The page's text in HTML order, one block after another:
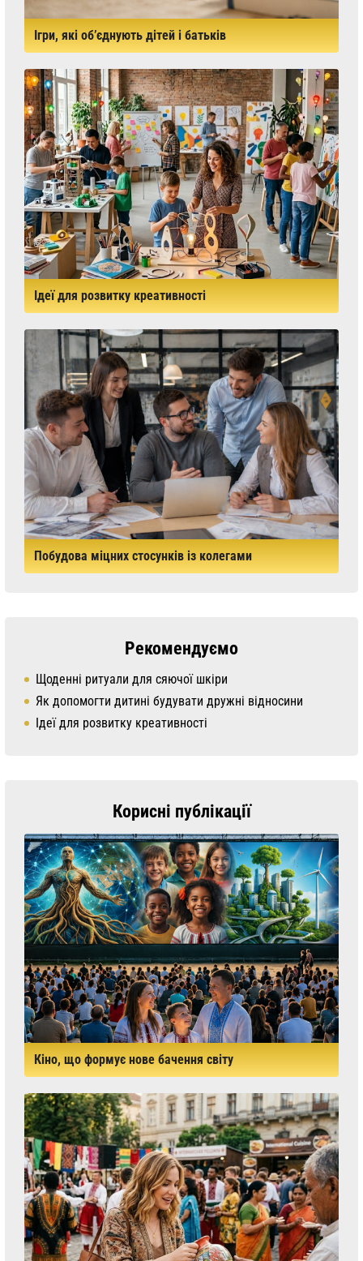
Ігри, які об’єднують дітей і батьків
Ідеї для розвитку креативності
Побудова міцних стосунків із колегами
Рекомендуємо
Щоденні ритуали для сяючої шкіри
Як допомогти дитині будувати дружні відносини
Ідеї для розвитку креативності
Корисні публікації
Кіно, що формує нове бачення світу